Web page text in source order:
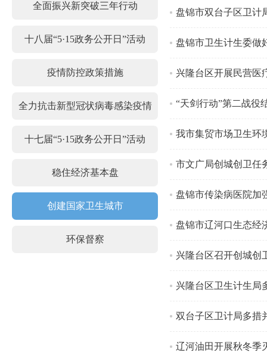
全面振兴新突破三年行动
十八届“5·15政务公开日”活动
疫情防控政策措施
全力抗击新型冠状病毒感染疫情
十七届“5·15政务公开日”活动
稳住经济基本盘
创建国家卫生城市
环保督察
盘锦市双台子区卫计
盘锦市卫生计生委做
兴隆台区开展民营医
“天剑行动”第二战役
我市集贸市场卫生环
市文广局创城创卫任
盘锦市传染病医院加
盘锦市辽河口生态经
兴隆台区召开创城创
兴隆台区卫生计生局
双台子区卫计局多措
辽河油田开展秋冬季